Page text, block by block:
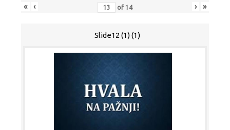
« ‹ of 14 › »
Slide12 (1) (1)